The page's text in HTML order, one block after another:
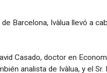
Barcelona, Ivàlua llevó a
Casado, doctor en
analista de Ivàlua, y el